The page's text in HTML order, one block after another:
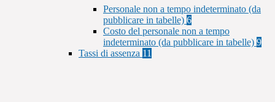
Personale non a tempo indeterminato (da
pubblicare in tabelle) 6
Costo del personale non a tempo
indeterminato (da pubblicare in tabelle) 9
Tassi di assenza 11